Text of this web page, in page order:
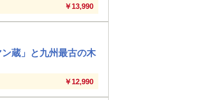
￥13,990
蔵」と九州最古の木
￥12,990